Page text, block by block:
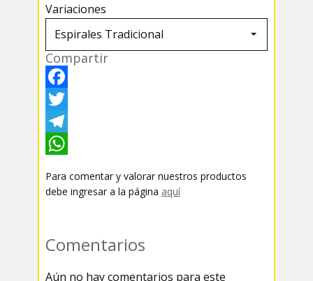
Variaciones
Compartir
F
a
c
b
k
T
w
t
r
T
l
r
a
h
s
A
Para comentar y valorar nuestros productos
debe ingresar a la página aquí
Comentarios
Aún no hay comentarios para este